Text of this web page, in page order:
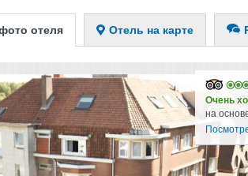
отеля Отель на карте
Очень
на